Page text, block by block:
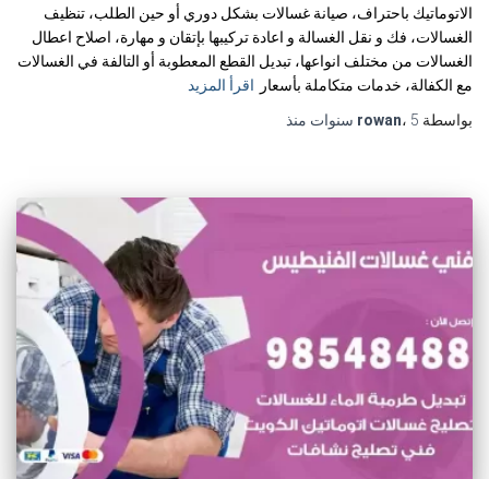
الاتوماتيك باحتراف، صيانة غسالات بشكل دوري أو حين الطلب، تنظيف
الغسالات، فك و نقل الغسالة و اعادة تركيبها بإتقان و مهارة، اصلاح اعطال
الغسالات من مختلف انواعها، تبديل القطع المعطوبة أو التالفة في الغسالات
مع الكفالة، خدمات متكاملة بأسعار
اقرأ المزيد
بواسطة
rowan، 5 سنوات منذ